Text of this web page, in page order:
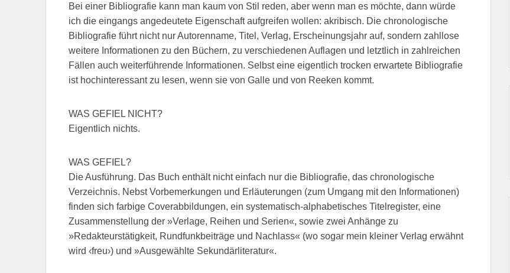
Bei einer Bibliografie kann man kaum von Stil reden, aber wenn man es möchte, dann würde
ich die eingangs angedeutete Eigenschaft aufgreifen wollen: akribisch. Die chronologische
Bibliografie führt nicht nur Autorenname, Titel, Verlag, Erscheinungsjahr auf, sondern zahllose
weitere Informationen zu den Büchern, zu verschiedenen Auflagen und letztlich in zahlreichen
Fällen auch weiterführende Informationen. Selbst eine eigentlich trocken erwartete Bibliografie
ist hochinteressant zu lesen, wenn sie von Galle und von Reeken kommt.
WAS GEFIEL NICHT?
Eigentlich nichts.
WAS GEFIEL?
Die Ausführung. Das Buch enthält nicht einfach nur die Bibliografie, das chronologische
Verzeichnis. Nebst Vorbemerkungen und Erläuterungen (zum Umgang mit den Informationen)
finden sich farbige Coverabbildungen, ein systematisch-alphabetisches Titelregister, eine
Zusammenstellung der »Verlage, Reihen und Serien«, sowie zwei Anhänge zu
»Redakteurstätigkeit, Rundfunkbeiträge und Nachlass« (wo sogar mein kleiner Verlag erwähnt
wird ‹freu›) und »Ausgewählte Sekundärliteratur«.